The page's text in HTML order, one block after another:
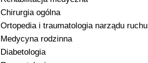
Chirurgia ogólna
Ortopedia i traumatologia narządu ruchu
Medycyna rodzinna
Diabetologia